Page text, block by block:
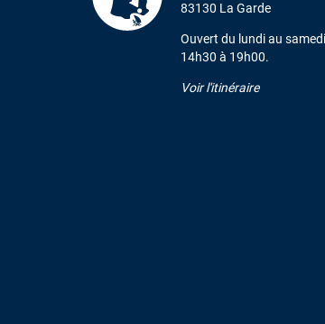
83130 La Garde
Ouvert du lundi au
14h30 à 19h00.
Voir l'itinéraire